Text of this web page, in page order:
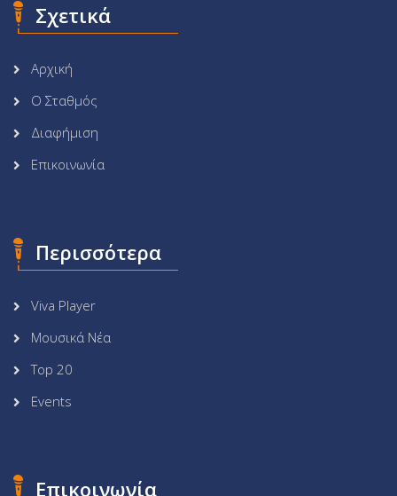
Σχετικά
Αρχική
Ο Σταθμός
Διαφήμιση
Επικοινωνία
Περισσότερα
Viva Player
Μουσικά Νέα
Top 20
Events
Επικοινωνία